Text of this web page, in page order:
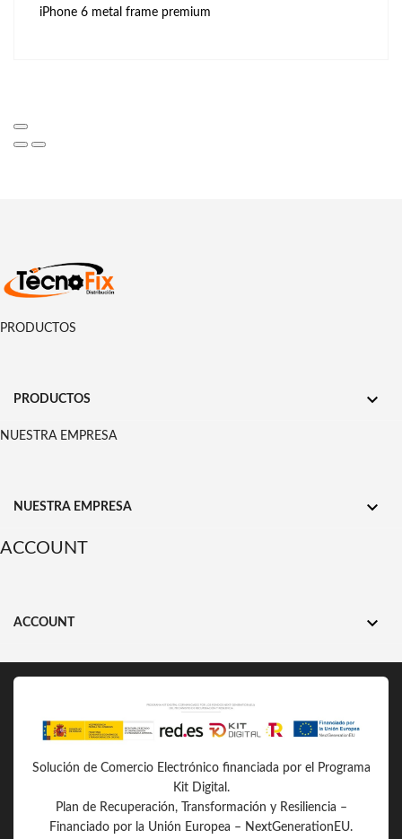
iPhone 6 metal frame premium
PRODUCTOS
PRODUCTOS 
NUESTRA EMPRESA
NUESTRA EMPRESA 
ACCOUNT
ACCOUNT 
Solución de Comercio Electrónico financiada por el Programa
Kit Digital.
Plan de Recuperación, Transformación y Resiliencia –
Financiado por la Unión Europea – NextGenerationEU.